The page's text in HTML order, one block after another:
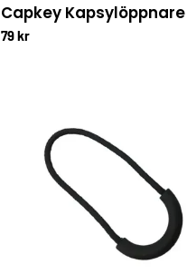
Capkey Kapsylöppnare
79 kr